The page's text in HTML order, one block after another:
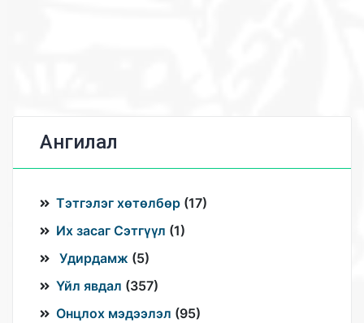
Ангилал
Тэтгэлэг хөтөлбөр (17)
Их засаг Сэтгүүл (1)
Удирдамж (5)
Үйл явдал (357)
Онцлох мэдээлэл (95)